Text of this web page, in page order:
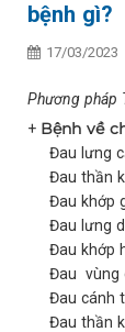
bệnh gì?
17/03/2023
Phương pháp
+ Bệnh về
Đau lưng
Đau thần
Đau khớp
Đau lưng
Đau khớp
Đau vùng
Đau cánh
Đau thần